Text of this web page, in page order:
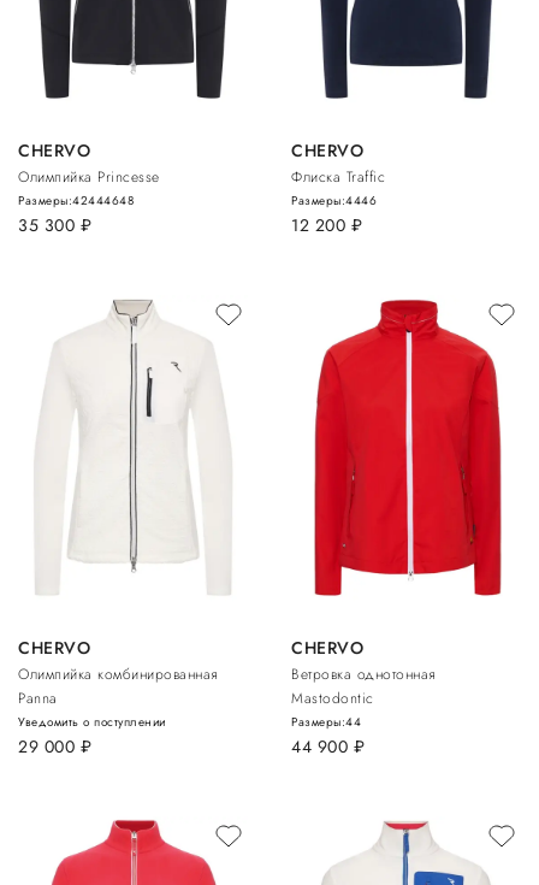
CHERVO
Олимпийка Princesse
35 300 руб.
Размеры:42444648
CHERVO
Флиска Traffic
12 200 руб.
Размеры:4446
CHERVO
Олимпийка комбинированная
Panna
29 000 руб.
Уведомить о поступлении
CHERVO
Ветровка однотонная
Mastodontic
44 900 руб.
Размеры:44